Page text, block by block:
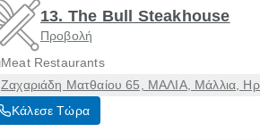
13. The Bull Steakhouse
Προβολή
Meat Restaurants
Ζαχαριάδη Ματθαίου 65, ΜΑΛΙΑ, Μάλλια,
Κάλεσε Τώρα